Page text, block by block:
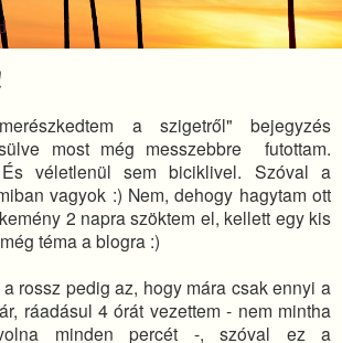
a szigetről" bejegyzés
most még messzebbre futottam.
véletlenül sem biciklivel. Szóval a
vagyok :) Nem, dehogy hagytam ott
2 napra szöktem el, kellett egy kis
téma a blogra :)
rossz pedig az, hogy mára csak ennyi a
ráadásul 4 órát vezettem - nem mintha
minden percét -, szóval ez a